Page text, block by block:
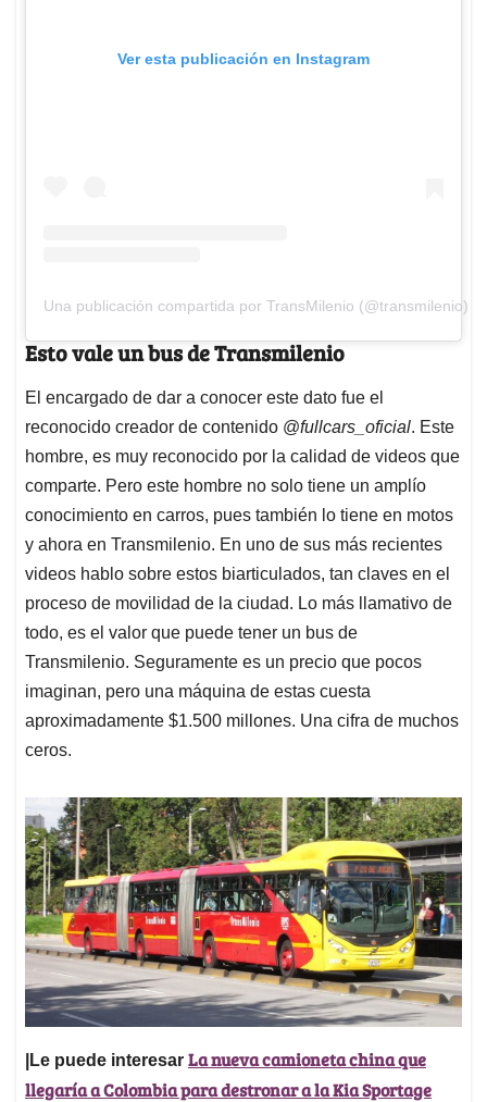
Ver esta publicación en Instagram
Una publicación compartida por TransMilenio (@transmilenio)
Esto vale un bus de Transmilenio
El encargado de dar a conocer este dato fue el
reconocido creador de contenido @fullcars_oficial. Este
hombre, es muy reconocido por la calidad de videos que
comparte. Pero este hombre no solo tiene un amplío
conocimiento en carros, pues también lo tiene en motos
y ahora en Transmilenio. En uno de sus más recientes
videos hablo sobre estos biarticulados, tan claves en el
proceso de movilidad de la ciudad. Lo más llamativo de
todo, es el valor que puede tener un bus de
Transmilenio. Seguramente es un precio que pocos
imaginan, pero una máquina de estas cuesta
aproximadamente $1.500 millones. Una cifra de muchos
ceros.
|Le puede interesar La nueva camioneta china que
llegaría a Colombia para destronar a la Kia Sportage